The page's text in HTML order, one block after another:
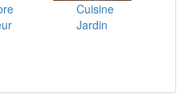
Cuisine
Jardin